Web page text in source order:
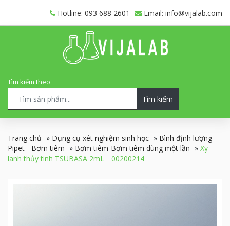
Hotline: 093 688 2601 Email: info@vijalab.com
Tìm kiếm theo
Tìm kiếm
Trang chủ » Dụng cụ xét nghiệm sinh học » Bình định lượng -
Pipet - Bơm tiêm » Bơm tiêm-Bơm tiêm dùng một lần » Xy
lanh thủy tinh TSUBASA 2mL 00200214